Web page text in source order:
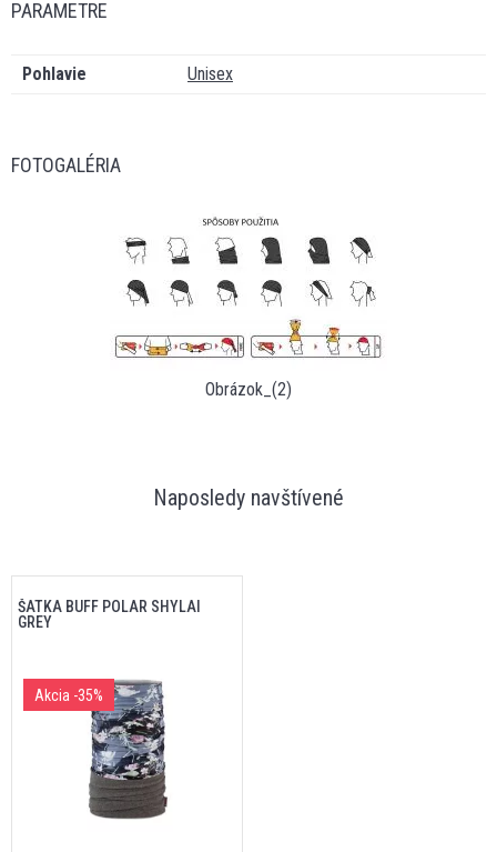
PARAMETRE
Pohlavie Unisex
FOTOGALÉRIA
Obrázok_(2)
Naposledy navštívené
ŠATKA BUFF POLAR SHYLAI
GREY
Akcia -35%